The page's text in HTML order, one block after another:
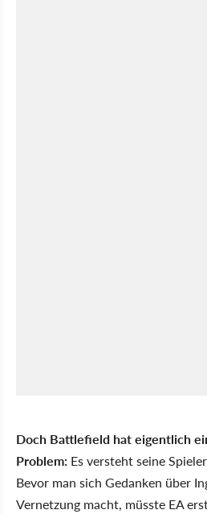
Doch Battlefield hat eigentlich
Problem: Es versteht seine
Bevor man sich Gedanken über
Vernetzung macht, müsste EA